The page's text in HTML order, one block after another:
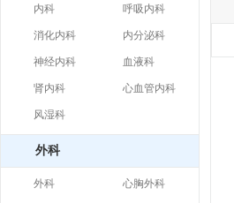
内科 呼吸内科
消化内科 内分泌科
神经内科 血液科
肾内科 心血管内科
风湿科
外科
外科 心胸外科